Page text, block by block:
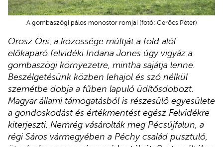
A gombaszögi pálos monostor romjai (fotó: Gerőcs Péter)
Orosz Örs a közössége múltját a föld alól
előkaparó felvidéki Indana Jones úgy vigyáz a
gombaszögi környezetre, mintha sajátja lenne.
Beszélgetésünk közben lehajol és szó nélkül
szemétbe dobja a fűben lapuló üdítősdobozt.
Magyar állami támogatásból is részesülő egyesülete
a gondoskodást és értékmentést egész Felvidékre
kiterjeszti. Nemrég vásárolták meg Pécsújfalun, a
régi Sáros vármegyében a Péchy család pusztuló,